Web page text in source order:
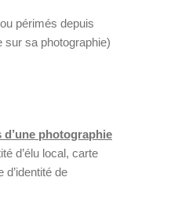
périmés depuis
sur sa photographie)
photographie
d’élu local, carte
de